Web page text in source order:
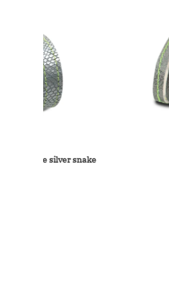
BANGLES - silver